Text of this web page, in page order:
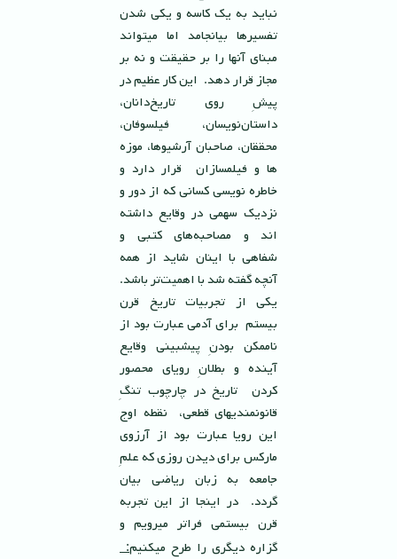
نبايد به يك كاسه و يكى شدن
تفسيرها بيانجامد اما ميتواند
مبناى آنها را بر حقيقت و نه بر
مجاز قرار دهد. اين كار عظيم در
پيشِ روى تاريخ‌دانان،
داستان‌نويسان، فيلسوفان،
محققان، صاحبان آرشيوها، موزه
ها و فيلمسازان قرار دارد و
خاطره نويسى كسانى كه از دور و
نزديك سهمى در وقايع داشته
اند و مصاحبه‌هاى كتبى و
شفاهى با اینان شايد از همه
آنچه گفته شد با اهميت‌تر باشد.
يكى از تجربيات تاريخ قرن
بيستم براى آدمى عبارت بود از
ناممكن بودنِ پيشبينى وقايع
آينده و بطلانِ روياى محصور
كردن تاريخ در چارچوب تنگِ
قانونمنديهاى قطعى، نقطه اوج
اين رويا عبارت بود از آرزوى
ماركس براى ديدن روزى كه علمِ
جامعه به زبان رياضى بيان
گردد. در اينجا از اين تجربه
قرن بيستمى فراتر ميرويم و
گزاره ديگرى را طرح ميكنيم: